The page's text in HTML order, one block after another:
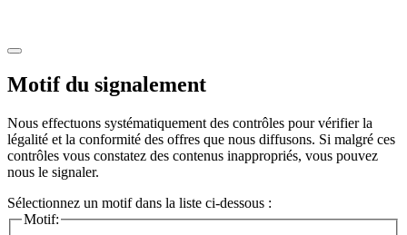
Motif du signalement
Nous effectuons systématiquement des contrôles pour vérifier la
légalité et la conformité des offres que nous diffusons. Si malgré ces
contrôles vous constatez des contenus inappropriés, vous pouvez
nous le signaler.
Sélectionnez un motif dans la liste ci-dessous :
Motif: